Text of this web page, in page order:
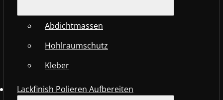
Abdichtmassen
Hohlraumschutz
Kleber
Lackfinish Polieren Aufbereiten